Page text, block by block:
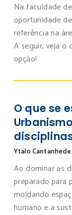
Na faculdade
oportunidade
referência na
A seguir, veja o
opção!
O que se
Ytalo Cantanhede
Ao dominar as
preparado para
moldando
humano e a